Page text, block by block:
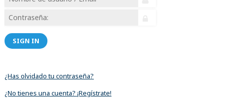
SIGN IN
¿Has olvidado tu contraseña?
¿No tienes una cuenta? ¡Regístrate!